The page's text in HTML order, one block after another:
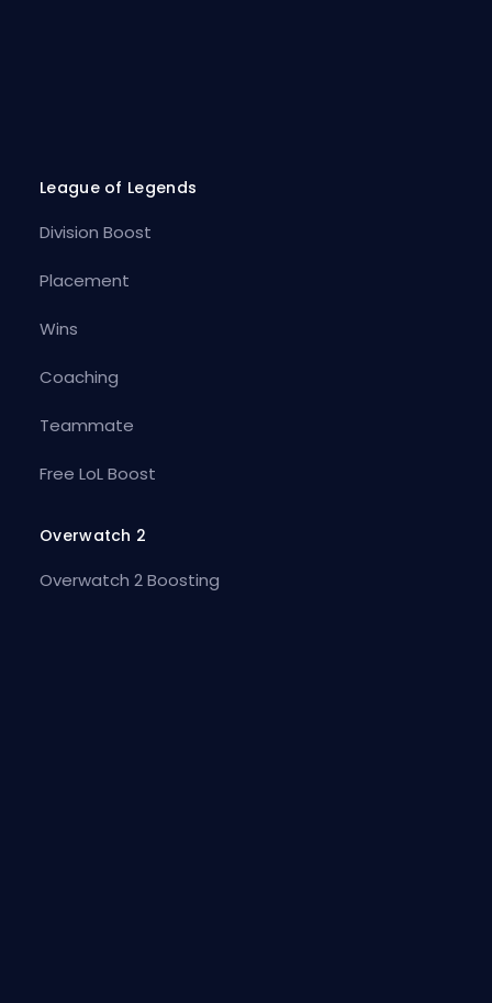
League of Legends
Division Boost
Placement
Wins
Coaching
Teammate
Free LoL Boost
Overwatch 2
Overwatch 2 Boosting